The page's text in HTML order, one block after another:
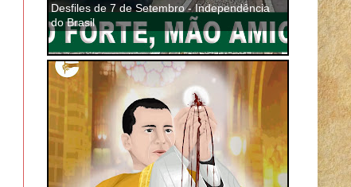
Desfiles de 7 de Setembro - Independência
do Brasil